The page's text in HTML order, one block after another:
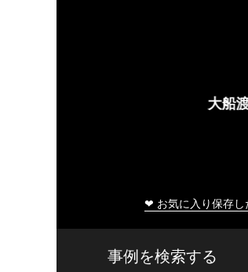
大船渡市民文化会館
❤ お気に入り保存し
事例を検索する